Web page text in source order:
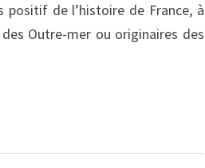
positif de l’histoire de France, à
Outre-mer ou originaires des